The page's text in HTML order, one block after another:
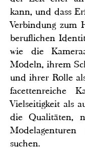
kann, und dass
Verbindung zum
beruflichen
wie die
Modeln, ihrem
und ihrer Rolle
facettenreiche
Vielseitigkeit als
die Qualitäten,
suchen.